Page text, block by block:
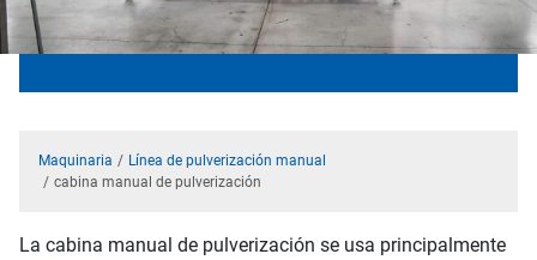
Maquinaria
Línea de pulverización manual
cabina manual de pulverización
La cabina manual de pulverización se usa principalmente